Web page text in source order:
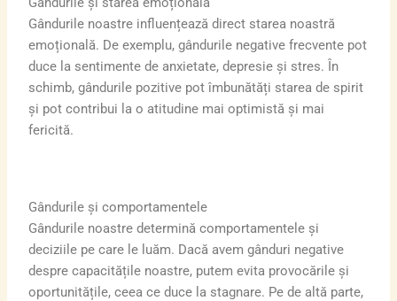
Gândurile noastre influențează direct starea noastră
emoțională. De exemplu, gândurile negative frecvente pot
duce la sentimente de anxietate, depresie și stres. În
schimb, gândurile pozitive pot îmbunătăți starea de spirit
și pot contribui la o atitudine mai optimistă și mai
fericită.
Gândurile și comportamentele
Gândurile noastre determină comportamentele și
deciziile pe care le luăm. Dacă avem gânduri negative
despre capacitățile noastre, putem evita provocările și
oportunitățile, ceea ce duce la stagnare. Pe de altă parte,